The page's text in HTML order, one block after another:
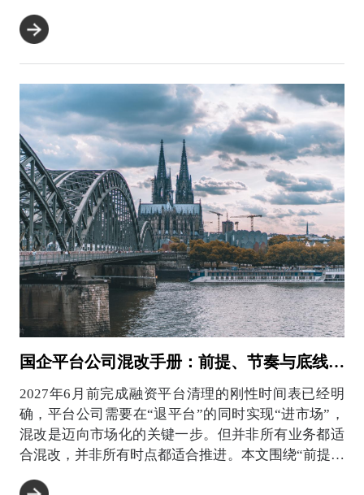
国企平台公司混改手册：前提、节奏与底线
2027年6月前完成融资平台清理的刚性时间表已经明
确，平台公司需要在“退平台”的同时实现“进市场”，
混改是迈向市场化的关键一步。但并非所有业务都适
合混改，并非所有时点都适合推进。本文围绕“前提条